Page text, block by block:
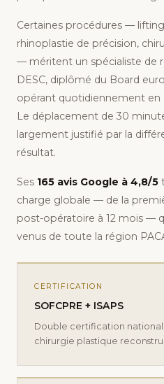
Certaines procédures —
rhinoplastie de précision,
— méritent un spécialiste de
DESC, diplômé du Board
opérant quotidiennement en
Le déplacement de 30
largement justifié par la
résultat.
Ses 165 avis Google à 4,8/5
charge globale — de la
post-opératoire à 12 mois —
venus de toute la région
CERTIFICATION
SOFCPRE + ISAPS
Double certification
chirurgie plastique